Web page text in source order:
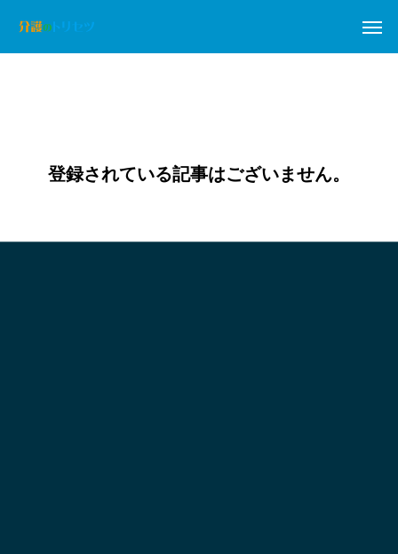
登録されている記事はございません。